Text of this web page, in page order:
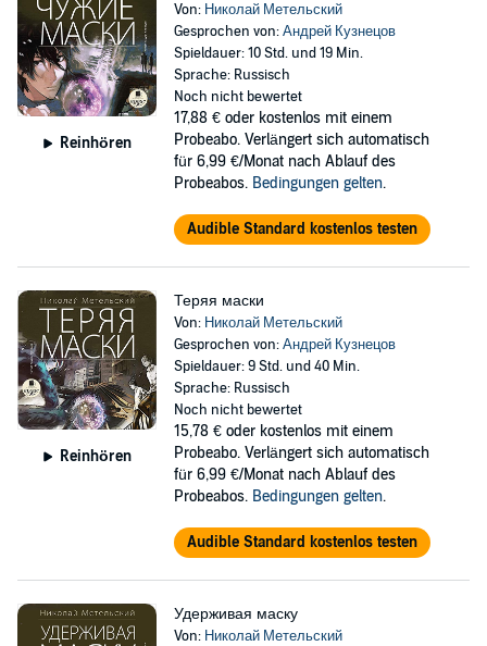
Reinhören
Von: Николай Метельский
Gesprochen von:Андрей Кузнецов
Spieldauer: 10 Std. und 19 Min.
Sprache: Russisch
Noch nicht bewertet
17,88 € oder kostenlos mit einem
Probeabo. Verlängert sich automatisch
für 6,99 €/Monat nach Ablauf des
Probeabos. Bedingungen gelten.
Audible Standard kostenlos testen
Reinhören
Теряя маски
Von: Николай Метельский
Gesprochen von:Андрей Кузнецов
Spieldauer: 9 Std. und 40 Min.
Sprache: Russisch
Noch nicht bewertet
15,78 € oder kostenlos mit einem
Probeabo. Verlängert sich automatisch
für 6,99 €/Monat nach Ablauf des
Probeabos. Bedingungen gelten.
Audible Standard kostenlos testen
Удерживая маску
Von: Николай Метельский